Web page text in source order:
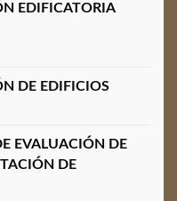
EDIFICATORIA
DE EDIFICIOS
EVALUACIÓN DE
DE